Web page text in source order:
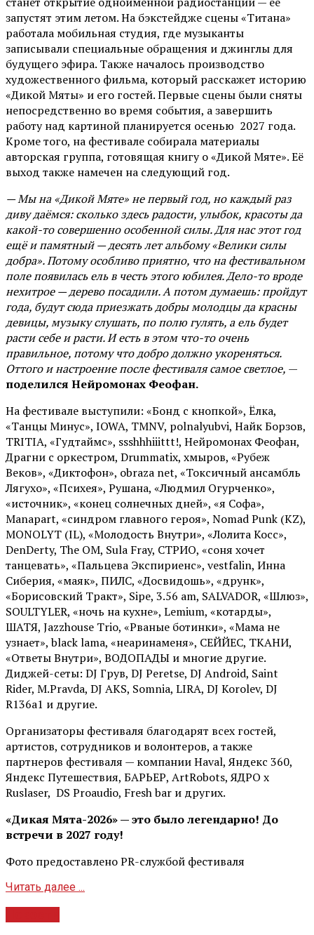
запустят этим летом. На бэкстейдже сцены «Титана»
работала мобильная студия, где музыканты
записывали специальные обращения и джинглы для
будущего эфира. Также началось производство
художественного фильма, который расскажет историю
«Дикой Мяты» и его гостей. Первые сцены были сняты
непосредственно во время события, а завершить
работу над картиной планируется осенью 2027 года.
Кроме того, на фестивале собирала материалы
авторская группа, готовящая книгу о «Дикой Мяте». Её
выход также намечен на следующий год.
— Мы на «Дикой Мяте» не первый год, но каждый раз
диву даёмся: сколько здесь радости, улыбок, красоты да
какой-то совершенно особенной силы. Для нас этот год
ещё и памятный — десять лет альбому «Велики силы
добра». Потому особливо приятно, что на фестивальном
поле появилась ель в честь этого юбилея. Дело-то вроде
нехитрое — дерево посадили. А потом думаешь: пройдут
года, будут сюда приезжать добры молодцы да красны
девицы, музыку слушать, по полю гулять, а ель будет
расти себе и расти. И есть в этом что-то очень
правильное, потому что добро должно укореняться.
Оттого и настроение после фестиваля самое светлое, —
поделился Нейромонах Феофан.
На фестивале выступили: «Бонд с кнопкой», Ёлка,
«Танцы Минус», IOWA, TMNV, polnalyubvi, Найк Борзов,
TRITIA, «Гудтаймс», ssshhhiiittt!, Нейромонах Феофан,
Драгни с оркестром, Drummatix, хмыров, «Рубеж
Веков», «Диктофон», obraza net, «Токсичный ансамбль
Лягухо», «Психея», Рушана, «Людмил Огурченко»,
«источник», «конец солнечных дней», «я Софа»,
Manapart, «синдром главного героя», Nomad Punk (KZ),
MONOLYT (IL), «Молодость Внутри», «Лолита Косс»,
DenDerty, The OM, Sula Fray, СТРИО, «соня хочет
танцевать», «Пальцева Экспириенс», vestfalin, Инна
Сиберия, «маяк», ПИЛС, «Досвидошь», «друнк»,
«Борисовский Тракт», Sipe, 3.56 am, SALVADOR, «Шлюз»,
SOULTYLER, «ночь на кухне», Lemium, «котарды»,
ШАТЯ, Jazzhouse Trio, «Рваные ботинки», «Мама не
узнает», black lama, «неаринаменя», СЕЙЙЕС, ТКАНИ,
«Ответы Внутри», ВОДОПАДЫ и многие другие.
Диджей-сеты: DJ Грув, DJ Peretse, DJ Android, Saint
Rider, М.Pravda, DJ AKS, Somnia, LIRA, DJ Korolev, DJ
R136a1 и другие.
Организаторы фестиваля благодарят всех гостей,
артистов, сотрудников и волонтеров, а также
партнеров фестиваля — компании Haval, Яндекс 360,
Яндекс Путешествия, БАРЬЕР, ArtRobots, ЯДРО х
Ruslaser, DS Proaudio, Fresh bar и других.
«Дикая Мята-2026» — это было легендарно! До
встречи в 2027 году!
Фото предоставлено PR-службой фестиваля
Читать далее ...